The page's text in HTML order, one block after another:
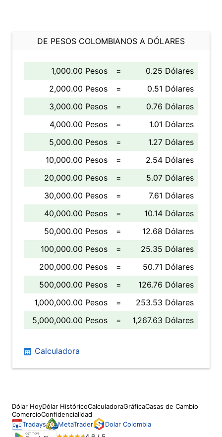
DE PESOS COLOMBIANOS A DÓLARES
1,000.00 Pesos =
0.25 Dólares
2,000.00 Pesos
=
0.51 Dólares
3,000.00 Pesos
=
0.76 Dólares
4,000.00 Pesos
=
1.01 Dólares
5,000.00 Pesos
=
1.27 Dólares
10,000.00 Pesos
=
2.54 Dólares
20,000.00 Pesos
=
5.07 Dólares
30,000.00 Pesos
=
7.61 Dólares
40,000.00 Pesos
=
10.14 Dólares
50,000.00 Pesos
=
12.68 Dólares
100,000.00 Pesos
=
25.35 Dólares
200,000.00 Pesos
=
50.71 Dólares
500,000.00 Pesos
=
126.76 Dólares
1,000,000.00 Pesos
=
253.53 Dólares
5,000,000.00 Pesos
= 1,267.63 Dólares
Calculadora
Dólar HoyDólar HistóricoCalculadoraGráficaCasas de Cambio
ComercioConfidencialidad
Tradays
MetaTrader
Dolar Colombia